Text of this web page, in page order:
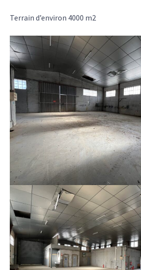
Terrain d’environ 4000 m2